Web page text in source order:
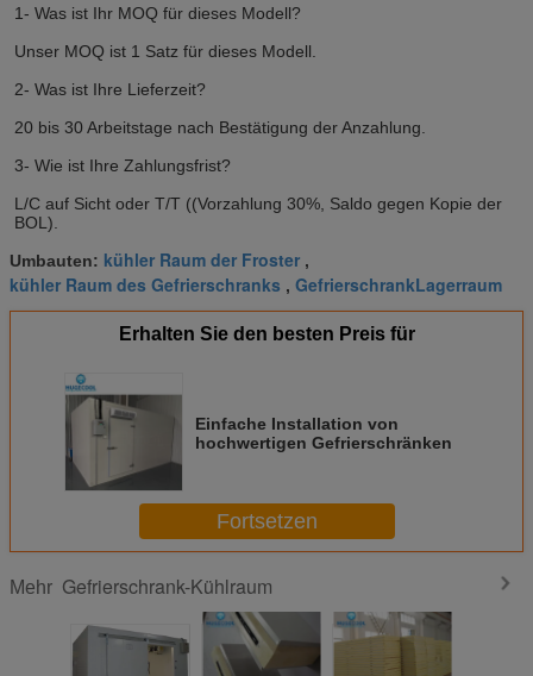
1- Was ist Ihr MOQ für dieses Modell?
Unser MOQ ist 1 Satz für dieses Modell.
2- Was ist Ihre Lieferzeit?
20 bis 30 Arbeitstage nach Bestätigung der Anzahlung.
3- Wie ist Ihre Zahlungsfrist?
L/C auf Sicht oder T/T ((Vorzahlung 30%, Saldo gegen Kopie der
BOL).
Umbauten: kühler Raum der Froster ,
kühler Raum des Gefrierschranks , GefrierschrankLagerraum
Erhalten Sie den besten Preis für
Einfache Installation von
hochwertigen Gefrierschränken
Fortsetzen
Mehr Gefrierschrank-Kühlraum